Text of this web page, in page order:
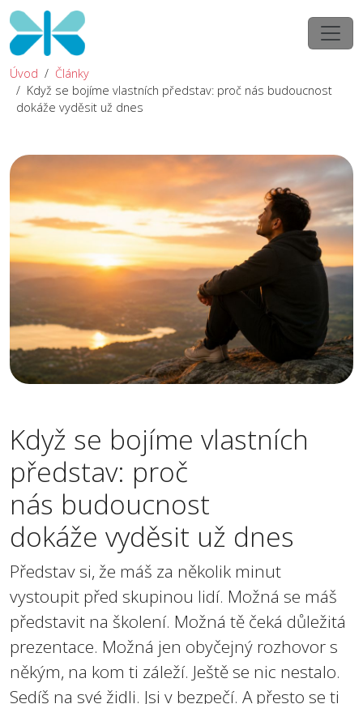
Úvod
Články
Když se bojíme vlastních představ: proč nás budoucnost
dokáže vyděsit už dnes
Když se bojíme vlastních
představ: proč
nás budoucnost
dokáže vyděsit už dnes
Představ si, že máš za několik minut
vystoupit před skupinou lidí. Možná se máš
představit na školení. Možná tě čeká důležitá
prezentace. Možná jen obyčejný rozhovor s
někým, na kom ti záleží. Ještě se nic nestalo.
Sedíš na své židli. Jsi v bezpečí. A přesto se ti